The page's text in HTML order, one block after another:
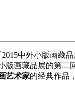
2015中外小版画藏
版画藏品展的第二
艺术家的经典作品